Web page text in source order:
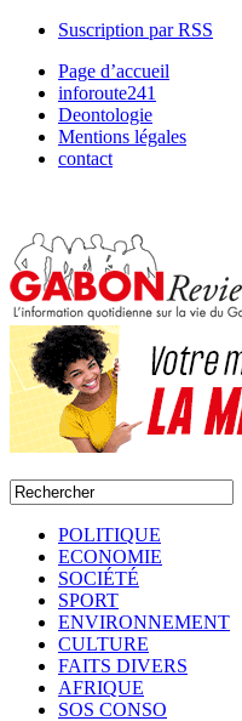
Suscription par RSS
Page d’accueil
inforoute241
Deontologie
Mentions légales
contact
POLITIQUE
ECONOMIE
SOCIÉTÉ
SPORT
ENVIRONNEMENT
CULTURE
FAITS DIVERS
AFRIQUE
SOS CONSO